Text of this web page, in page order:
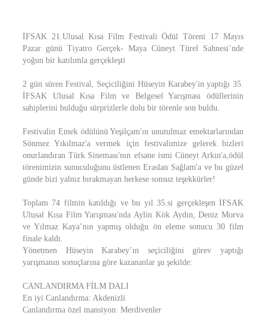
İFSAK 21.Ulusal Kısa Film Festivali Ödül Töreni 17 Mayıs
Pazar günü Tiyatro Gerçek- Maya Cüneyt Türel Sahnesi’nde
yoğun bir katılımla gerçekleşti
2 gün süren Festival, Seçiciliğini Hüseyin Karabey'in yaptığı 35.
İFSAK Ulusal Kısa Film ve Belgesel Yarışması ödüllerinin
sahiplerini bulduğu sürprizlerle dolu bir törenle son buldu.
Festivalin Emek ödülünü Yeşilçam'ın unutulmaz emektarlarından
Sönmez Yıkılmaz'a vermek için festivalimize gelerek bizleri
onurlandıran Türk Sineması'nın efsane ismi Cüneyt Arkın'a,ödül
törenimizin sunuculuğunu üstlenen Eraslan Sağlam'a ve bu güzel
günde bizi yalnız bırakmayan herkese sonsuz teşekkürler!
Toplam 74 filmin katıldığı ve bu yıl 35.si gerçekleşen İFSAK
Ulusal Kısa Film Yarışması'nda Aylin Kök Aydın, Deniz Morva
ve Yılmaz Kaya’nın yapmış olduğu ön eleme sonucu 30 film
finale kaldı.
Yönetmen Hüseyin Karabey’ın seçiciliğini görev yaptığı
yarışmanın sonuçlarına göre kazananlar şu şekilde:
CANLANDIRMA FİLM DALI
En iyi Canlandırma: Akdenizli
Canlandırma özel mansiyon: Merdivenler